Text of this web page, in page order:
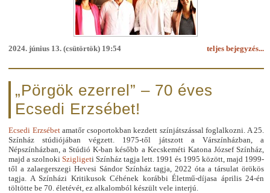
teljes bejegyzés...
2024. június 13. (csütörtök) 19:54
„Pörgök ezerrel” – 70 éves
Ecsedi Erzsébet!
Ecsedi Erzsébetamatőr csoportokban kezdett színjátszással foglalkozni. A 25.
Színház stúdiójában végzett. 1975-től játszott a Várszínházban, a
Népszínházban, a Stúdió K-ban később a Kecskeméti Katona József Színház,
majd a szolnoki Szigligeti Színház tagja lett. 1991 és 1995 között, majd 1999-
től a zalaegerszegi Hevesi Sándor Színház tagja, 2022 óta a társulat örökös
tagja. A Színházi Kritikusok Céhének korábbi Életmű-díjasa április 24-én
töltötte be 70. életévét, ez alkalomból készült vele interjú.